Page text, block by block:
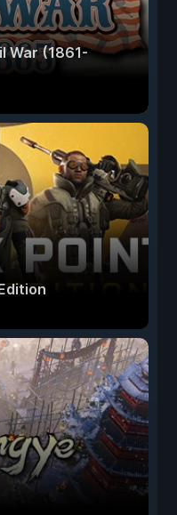
War (1861-